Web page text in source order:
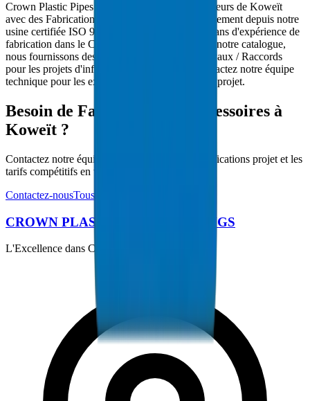
Crown Plastic Pipes approvisionne les entrepreneurs de Koweït
avec des Fabrications et Accessoires livrés directement depuis notre
usine certifiée ISO 9001:2015. Avec plus de 30 ans d'expérience de
fabrication dans le CCG et 5000+ produits dans notre catalogue,
nous fournissons des solutions complètes de Tuyaux / Raccords
pour les projets d'infrastructure de Koweït. Contactez notre équipe
technique pour les exigences spécifiques à votre projet.
Besoin de Fabrications et Accessoires à
Koweït ?
Contactez notre équipe technique pour les spécifications projet et les
tarifs compétitifs en volume.
Contactez-nousTous les produits
CROWN PLASTIC PIPES / FITTINGS
L'Excellence dans Chaque Tuyau